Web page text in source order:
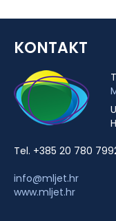
KONTAKT
Tel. +385 20 780
info@mljet.hr
www.mljet.hr